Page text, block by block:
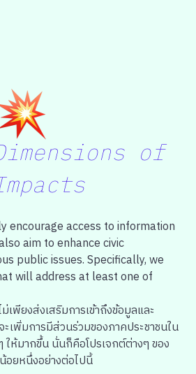
of
encourage access to information
aim to enhance civic
public issues. Specifically, we
will address at least one of
ม่เพียงส่งเสริมการเข้าถึงข้อมูลและ
เพิ่มการมีส่วนร่วมของภาคประชาชนใน
ให้มากขึ้น นั่นก็คือโปรเจกต์ต่างๆ ของ
อยหนึ่งอย่างต่อไปนี้